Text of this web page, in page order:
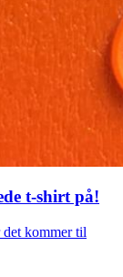
t-shirt på!
kommer til